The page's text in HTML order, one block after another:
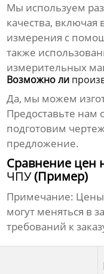
Мы используем
качества, включая
измерения с
также
измерительных
Возможно ли
Да, мы можем
Предоставьте нам
подготовим
предложение.
Сравнение цен
ЧПУ(Пример)
Примечание: Цены
могут меняться в
требований к